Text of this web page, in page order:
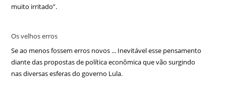
muito irritado”.
Os velhos erros
Se ao menos fossem erros novos ... Inevitável esse pensamento
diante das propostas de política econômica que vão surgindo
nas diversas esferas do governo Lula.